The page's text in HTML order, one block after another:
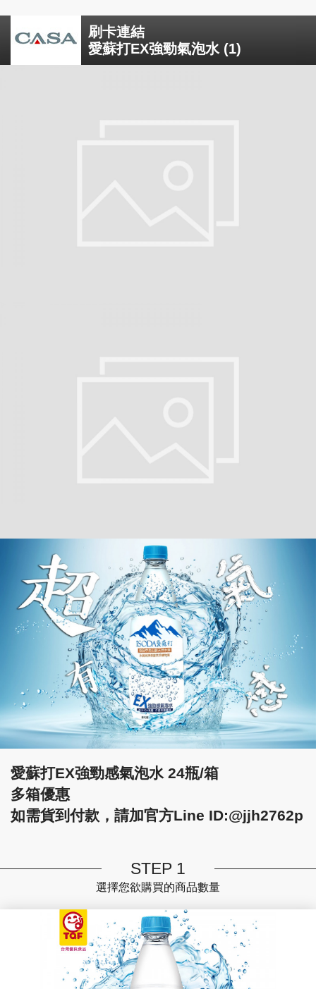
刷卡連結
愛蘇打EX強勁氣泡水 (1)
愛蘇打EX強勁感氣泡水 24瓶/箱
多箱優惠
如需貨到付款，請加官方Line ID:@jjh2762p
STEP 1
選擇您欲購買的商品數量